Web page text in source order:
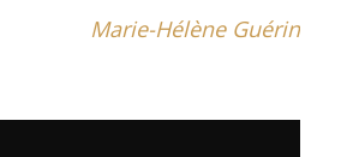
Marie-Hélène Guérin